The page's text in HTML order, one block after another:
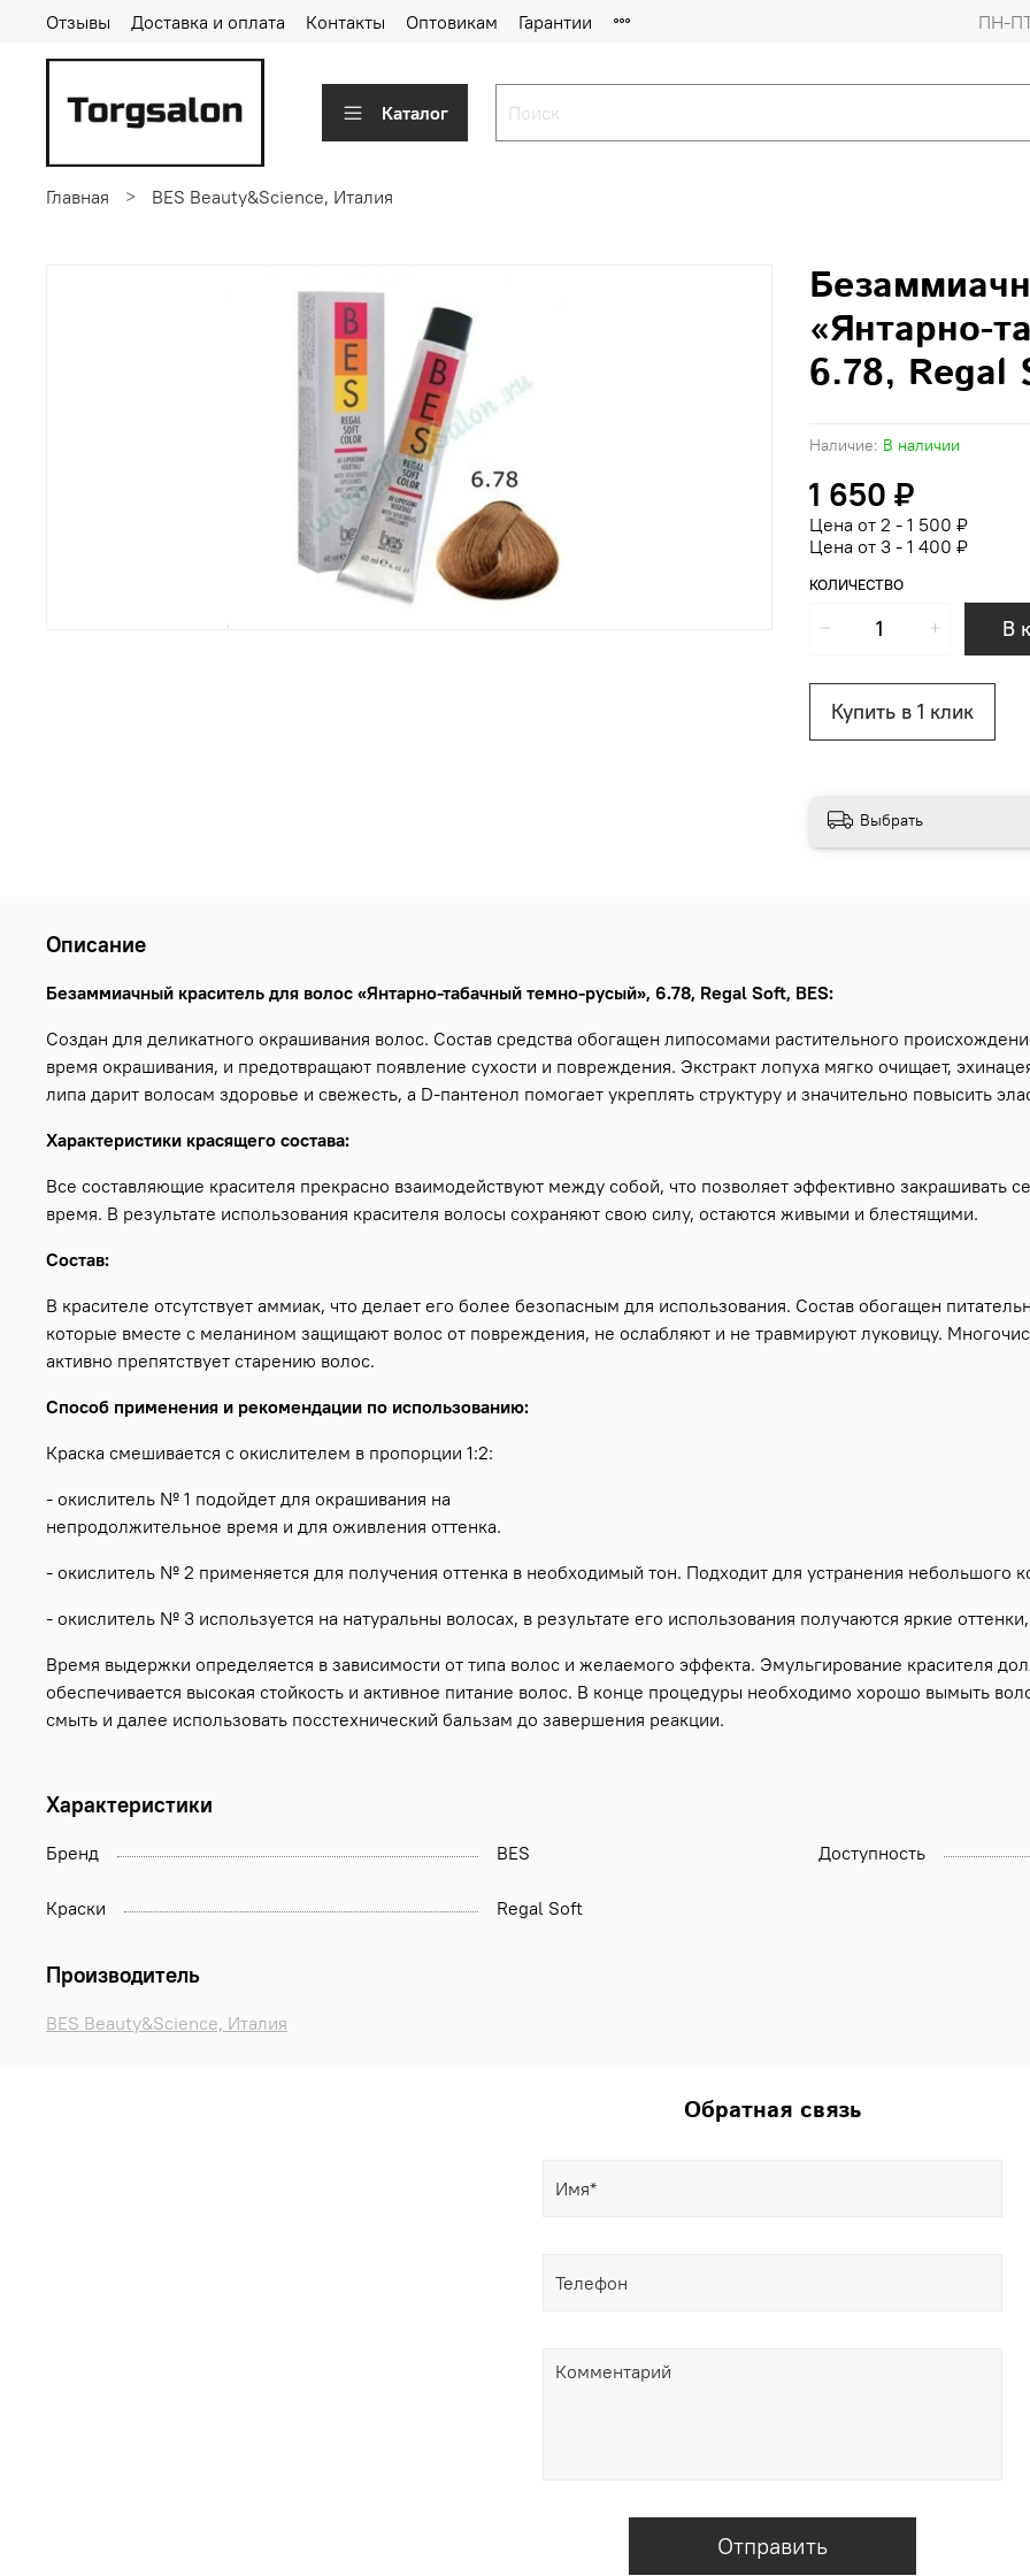
Отзывы Доставка и оплата Контакты Оптовикам Гарантии ПН-
Каталог
Главная BES Beauty&Science, Италия
Наличие: В наличии
«Янтарно-
6.78, Regal
1 650 ₽
Цена от 2 - 1 500 ₽
Цена от 3 - 1 400 ₽
КОЛИЧЕСТВО
В
Купить в 1 клик
Выбрать
Описание
Безаммиачный краситель для волос «Янтарно-табачный темно-русый», 6.78, Regal Soft, BES:
Создан для деликатного окрашивания волос. Состав средства обогащен липосомами растительного
время окрашивания, и предотвращают появление сухости и повреждения. Экстракт лопуха мягко очищает,
липа дарит волосам здоровье и свежесть, а D-пантенол помогает укреплять структуру и значительно повысить
Характеристики красящего состава:
Все составляющие красителя прекрасно взаимодействуют между собой, что позволяет эффективно закрашивать
время. В результате использования красителя волосы сохраняют свою силу, остаются живыми и блестящими.
Состав:
В красителе отсутствует аммиак, что делает его более безопасным для использования. Состав обогащен
которые вместе с меланином защищают волос от повреждения, не ослабляют и не травмируют луковицу.
активно препятствует старению волос.
Способ применения и рекомендации по использованию:
Краска смешивается с окислителем в пропорции 1:2:
- окислитель № 1 подойдет для окрашивания на
непродолжительное время и для оживления оттенка.
- окислитель № 2 применяется для получения оттенка в необходимый тон. Подходит для устранения небольшого
- окислитель № 3 используется на натуральны волосах, в результате его использования получаются яркие
Время выдержки определяется в зависимости от типа волос и желаемого эффекта. Эмульгирование красителя
обеспечивается высокая стойкость и активное питание волос. В конце процедуры необходимо хорошо вымыть
смыть и далее использовать посстехнический бальзам до завершения реакции.
Характеристики
Бренд BES Доступность
Краски Regal Soft
Производитель
BES Beauty&Science, Италия
Обратная связь
Отправить